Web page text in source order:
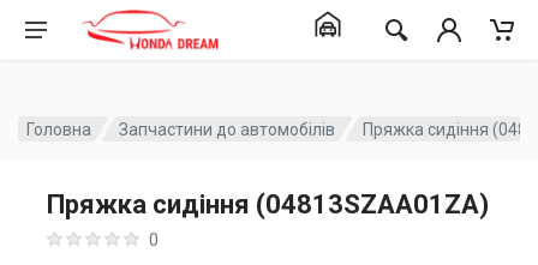
Головна Запчастини до автомобілів Пряжка сидіння
Пряжка сидіння (04813SZAA01ZA)
0